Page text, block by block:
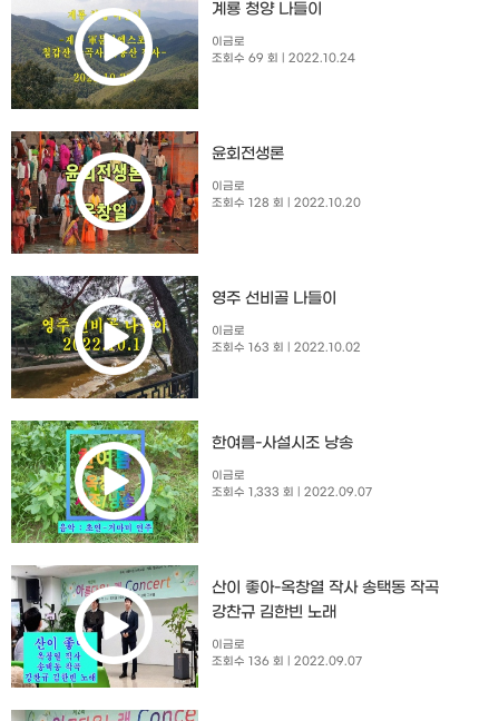
계룡 청양 나들이
이금로
조회수 69 회
| 2022.10.24
윤회전생론
이금로
조회수 128 회
| 2022.10.20
영주 선비골 나들이
이금로
조회수 163 회
| 2022.10.02
한여름-사설시조 낭송
이금로
조회수 1,333 회
| 2022.09.07
산이 좋아-옥창열 작사 송택동 작곡
강찬규 김한빈 노래
이금로
조회수 136 회
| 2022.09.07